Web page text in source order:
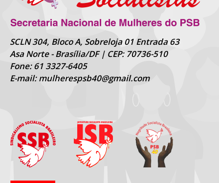
SCLN 304, Bloco A, Sobreloja 01 Entrada 63
Asa Norte - Brasília/DF | CEP: 70736-510
Fone: 61 3327-6405
E-mail: mulherespsb40@gmail.com